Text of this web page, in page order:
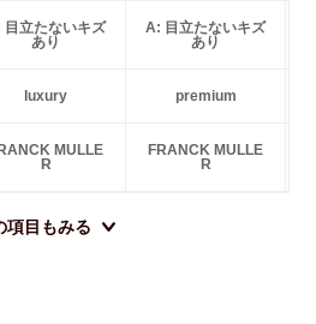
目立たないキズ
あり
A: 目立たないキズ
あり
luxury premium
MULLE
R
FRANCK MULLE
R
項目もみる